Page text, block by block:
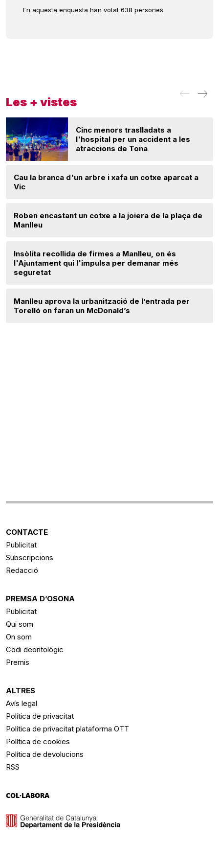
En aquesta enquesta han votat 638 persones.
Les + vistes
Cinc menors traslladats a
l'hospital per un accident a les
atraccions de Tona
Cau la branca d'un arbre i xafa un cotxe aparcat a
Vic
Roben encastant un cotxe a la joiera de la plaça de
Manlleu
Insòlita recollida de firmes a Manlleu, on és
l'Ajuntament qui l'impulsa per demanar més
seguretat
Manlleu aprova la urbanització de l’entrada per
Torelló on faran un McDonald’s
CONTACTE
Publicitat
Subscripcions
Redacció
PREMSA D’OSONA
Publicitat
Qui som
On som
Codi deontològic
Premis
ALTRES
Avís legal
Política de privacitat
Política de privacitat plataforma OTT
Política de cookies
Política de devolucions
RSS
COL·LABORA